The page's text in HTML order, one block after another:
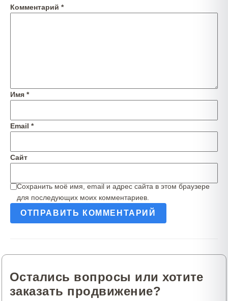
Комментарий *
Имя *
Email *
Сайт
Сохранить моё имя, email и адрес сайта в этом браузере
для последующих моих комментариев.
Остались вопросы или хотите
заказать продвижение?